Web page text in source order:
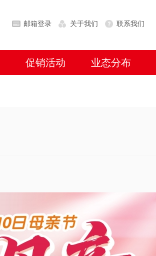
邮箱登录 关于我们 联系我们
促销活动 业态分布